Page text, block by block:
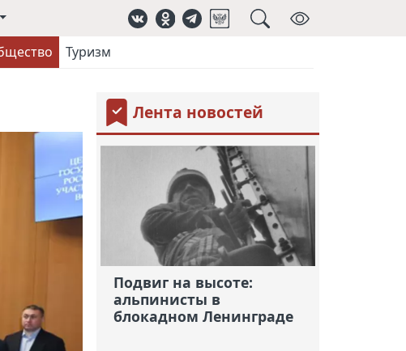
Туризм
Лента новостей
Подвиг на высоте:
альпинисты в
блокадном Ленинграде